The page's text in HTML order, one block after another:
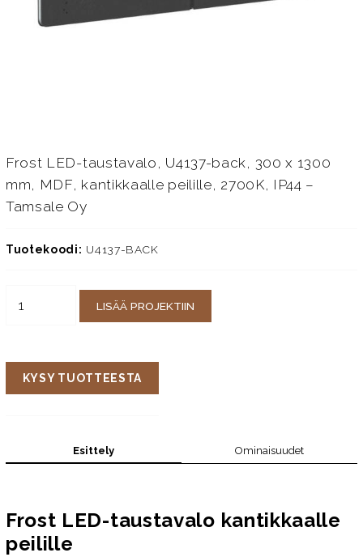
Frost LED-taustavalo, U4137-back, 300 x 1300
mm, MDF, kantikkaalle peilille, 2700K, IP44 –
Tamsale Oy
Tuotekoodi: U4137-BACK
LISÄÄ PROJEKTIIN
KYSY TUOTTEESTA
Esittely Ominaisuudet
Frost LED-taustavalo kantikkaalle
peilille